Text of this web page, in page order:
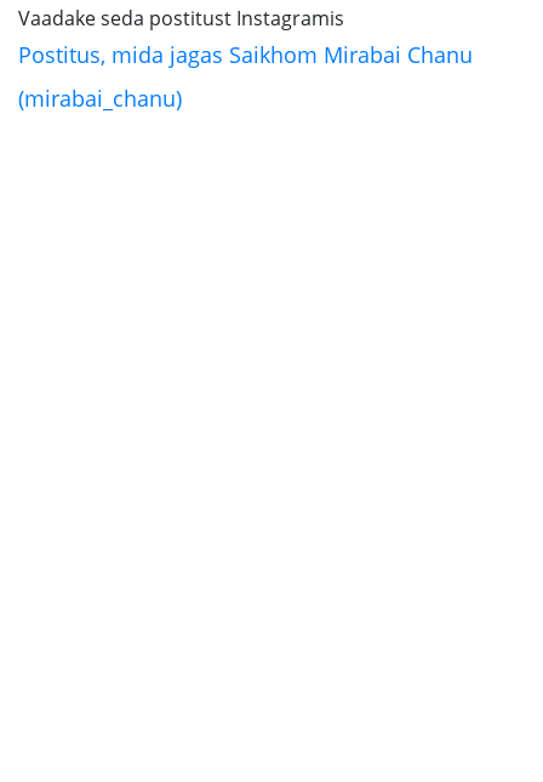
Vaadake seda postitust Instagramis
Postitus, mida jagas Saikhom Mirabai Chanu
(mirabai_chanu)